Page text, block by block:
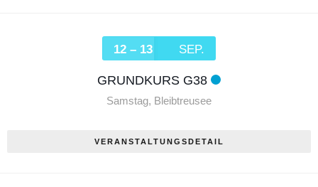
12 – 13 SEP.
GRUNDKURS G38
Samstag, Bleibtreusee
VERANSTALTUNGSDETAIL